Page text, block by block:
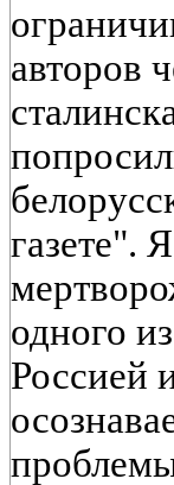
авторов
газете".
одного
Россией